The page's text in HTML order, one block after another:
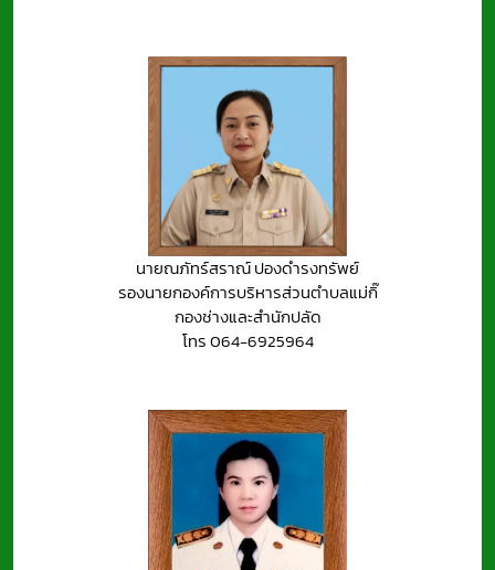
นายณภัทร์สราณ์ ปองดำรงทรัพย์
รองนายกองค์การบริหารส่วนตำบลแม่กิ๊
กองช่างและสำนักปลัด
โทร 064-6925964